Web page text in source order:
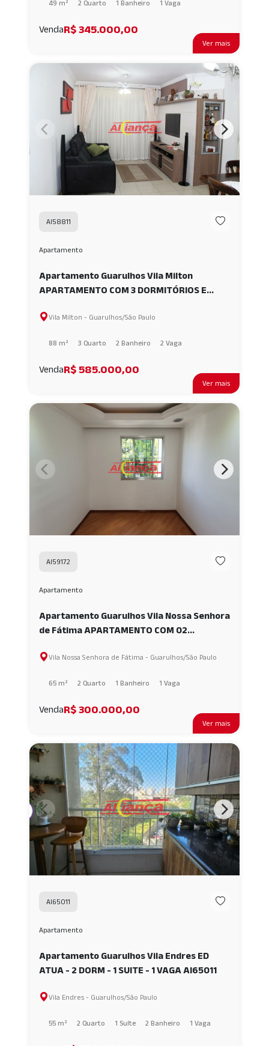
Ver mais
49 m² 2 Quarto 1 Banheiro 1 Vaga
VendaR$ 345.000,00
Ver mais
AI58811
Apartamento
Apartamento Guarulhos Vila Milton
APARTAMENTO COM 3 DORMITÓRIOS E
- GUARULHOS/SP AI58811
Vila Milton - Guarulhos/São Paulo
88 m² 3 Quarto 2 Banheiro 2 Vaga
VendaR$ 585.000,00
Ver mais
AI59172
Apartamento
Apartamento Guarulhos Vila Nossa Senhora
de Fátima APARTAMENTO COM 02
AMPLOS,OPCIONAL PARA 02 VAGAS,SALA ,
Vila Nossa Senhora de Fátima - Guarulhos/São Paulo
65 m² 2 Quarto 1 Banheiro 1 Vaga
VendaR$ 300.000,00
AI65011
Apartamento
Apartamento Guarulhos Vila Endres ED
ATUA - 2 DORM - 1 SUITE - 1 VAGA AI65011
Vila Endres - Guarulhos/São Paulo
55 m² 2 Quarto 1 Suíte 2 Banheiro 1 Vaga